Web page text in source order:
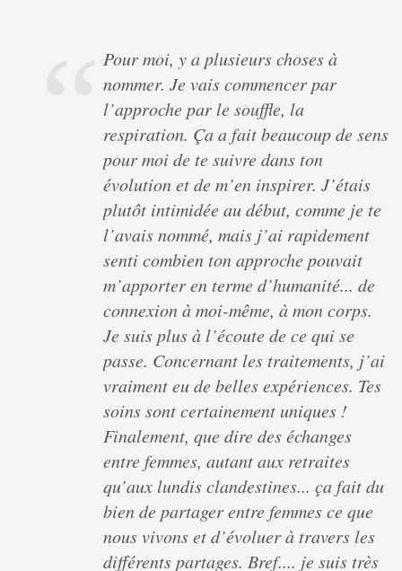
Pour moi, y a plusieurs choses à
nommer. Je vais commencer par
l’approche par le souffle, la
respiration. Ça a fait beaucoup de sens
pour moi de te suivre dans ton
évolution et de m’en inspirer. J’étais
plutôt intimidée au début, comme je te
l’avais nommé, mais j’ai rapidement
senti combien ton approche pouvait
m’apporter en terme d’humanité... de
connexion à moi-même, à mon corps.
Je suis plus à l’écoute de ce qui se
passe. Concernant les traitements, j’ai
vraiment eu de belles expériences. Tes
soins sont certainement uniques !
Finalement, que dire des échanges
entre femmes, autant aux retraites
qu’aux lundis clandestines... ça fait du
bien de partager entre femmes ce que
nous vivons et d’évoluer à travers les
différents partages. Bref.... je suis très